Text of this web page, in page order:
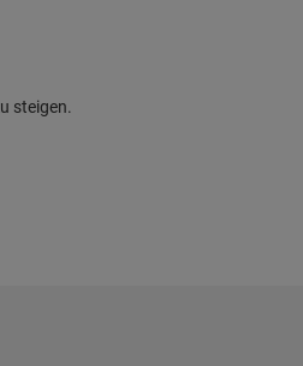
steigen.